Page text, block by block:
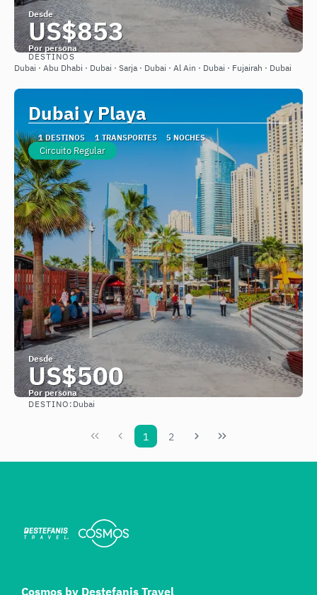
Desde
US$853
Por persona
Ver
DESTINOS
Dubai · Abu Dhabi · Dubai · Sarja · Dubai · Al Ain · Dubai · Fujairah · Dubai
Dubai y Playa
1 DESTINOS 1 TRANSPORTES 5 NOCHES
Circuito Regular
Desde
US$500
Por persona
DESTINO: Dubai
1 2
Cosmos by Destefanis Travel